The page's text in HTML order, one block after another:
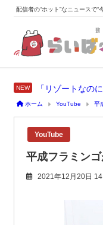
配信者の“ホット”なニュースで“
「リゾートなの
ホーム YouTube 平
YouTube
平成フラミン
2021年12月20日